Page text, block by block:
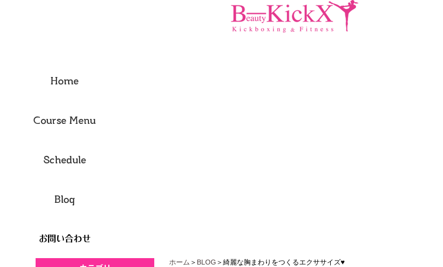
ホーム ＞ BLOG ＞綺麗な胸まわりをつくるエクササイズ♥